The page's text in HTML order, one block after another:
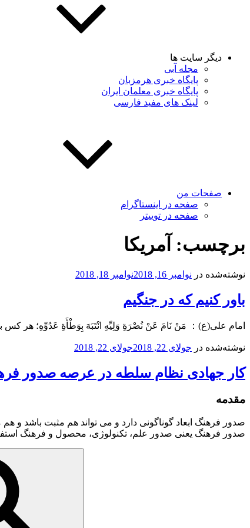
دیگر سایت ها
مجله آبی
پایگاه خبری هرمزبان
پایگاه خبری معلمان ایران
لینک های مفید فارسی
صفحات من
صفحه در اینستاگرام
صفحه در توییتر
برچسب: آمریکا
نوشته‌شده در نوامبر 16, 2018 نوامبر 18, 2018
باور کنیم که در جنگیم
امام علی(ع)： مَنْ نَامَ عَنْ نُصْرَةِ وَلِيِّهِ انْتَبَهَ بِوَطْأَةِ عَدُوِّهِ؛ هر
نوشته‌شده در جولای 22, 2018 جولای 22, 2018
کار جهادی نظام سلطه در عرصه صدور
مقدمه
صدور فرهنگ ابعاد گوناگونی دارد و می تواند هم مثبت باشد و
صدور فرهنگ یعنی صدور علم، تکنولوژی، محصول و فرهنگ